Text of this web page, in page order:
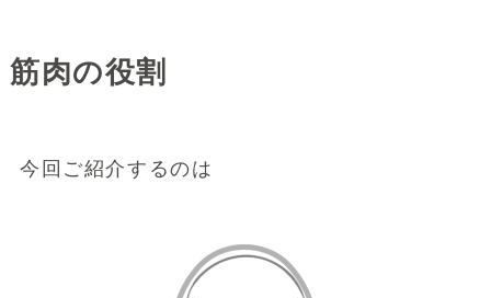
筋肉の役割
今回ご紹介するのは